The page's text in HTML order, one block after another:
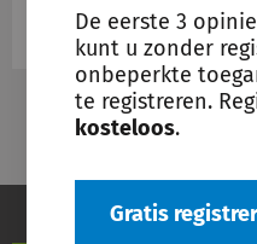
De eerste 3
kunt u zonder
onbeperkte
te registreren.
kosteloos.
Gratis